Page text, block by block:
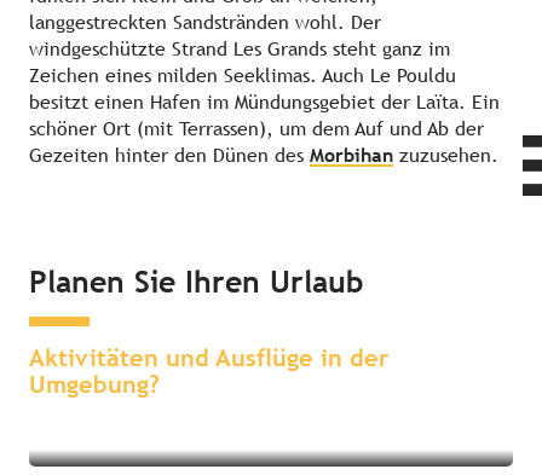
langgestreckten Sandstränden wohl. Der
windgeschützte Strand Les Grands steht ganz im
Zeichen eines milden Seeklimas. Auch Le Pouldu
besitzt einen Hafen im Mündungsgebiet der Laïta. Ein
schöner Ort (mit Terrassen), um dem Auf und Ab der
Gezeiten hinter den Dünen des Morbihan zuzusehen.
Planen Sie Ihren Urlaub
Aktivitäten und Ausflüge in der
Umgebung?
Übernachten in der Umgebung
Sehenswertes & Erlebnisse in der